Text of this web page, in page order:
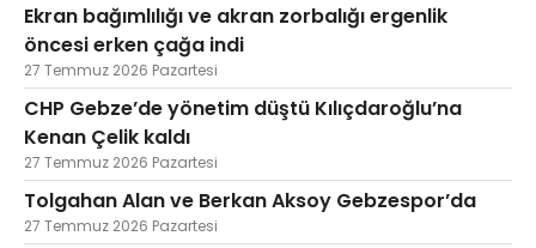
Ekran bağımlılığı ve akran zorbalığı ergenlik
öncesi erken çağa indi
27 Temmuz 2026 Pazartesi
CHP Gebze’de yönetim düştü Kılıçdaroğlu’na
Kenan Çelik kaldı
27 Temmuz 2026 Pazartesi
Tolgahan Alan ve Berkan Aksoy Gebzespor’da
27 Temmuz 2026 Pazartesi